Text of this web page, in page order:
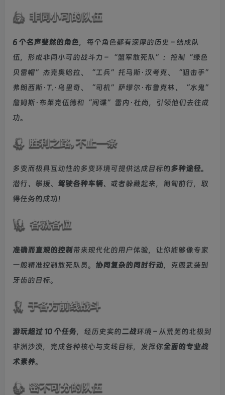
6 个名声斐然的角色，每个角色都有深厚的历史 – 结成队
伍，形成非同小可的战斗力 – “盟军敢死队”：控制“绿色
贝雷帽”杰克奥哈拉、“工兵”托马斯·汉考克、“狙击手”
弗朗西斯·T.·乌里奇、“司机”萨缪尔·布鲁克林、“水鬼”
詹姆斯·布莱克伍德和“间谍”雷内·杜尚，引领他们去往成
功。
多变而极具互动性的多变环境可提供达成目标的多种途径。
潜行、攀援、 驾驶各种车辆、或者躲藏起来，匍匐前行，取
得任务的成功！
准确而直观的控制带来现代化的用户体验，让你能够像专家
一般精准控制敢死队员。 协同复杂的同时行动，克服武装到
牙齿的目标。
游玩超过 10 个任务，经历史实的二战环境 – 从荒芜的北极到
非洲沙漠，完成各种核心与支线目标，发挥你全面的专业战
术素养。